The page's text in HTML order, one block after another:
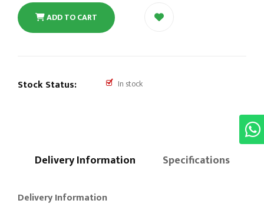
ADD TO CART
Stock Status: In stock
Delivery Information Specifications
Delivery Information